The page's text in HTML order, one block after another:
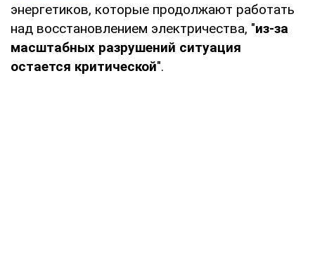
энергетиков, которые продолжают работать
над восстановлением электричества, "из-за
масштабных разрушений ситуация
остается критической".